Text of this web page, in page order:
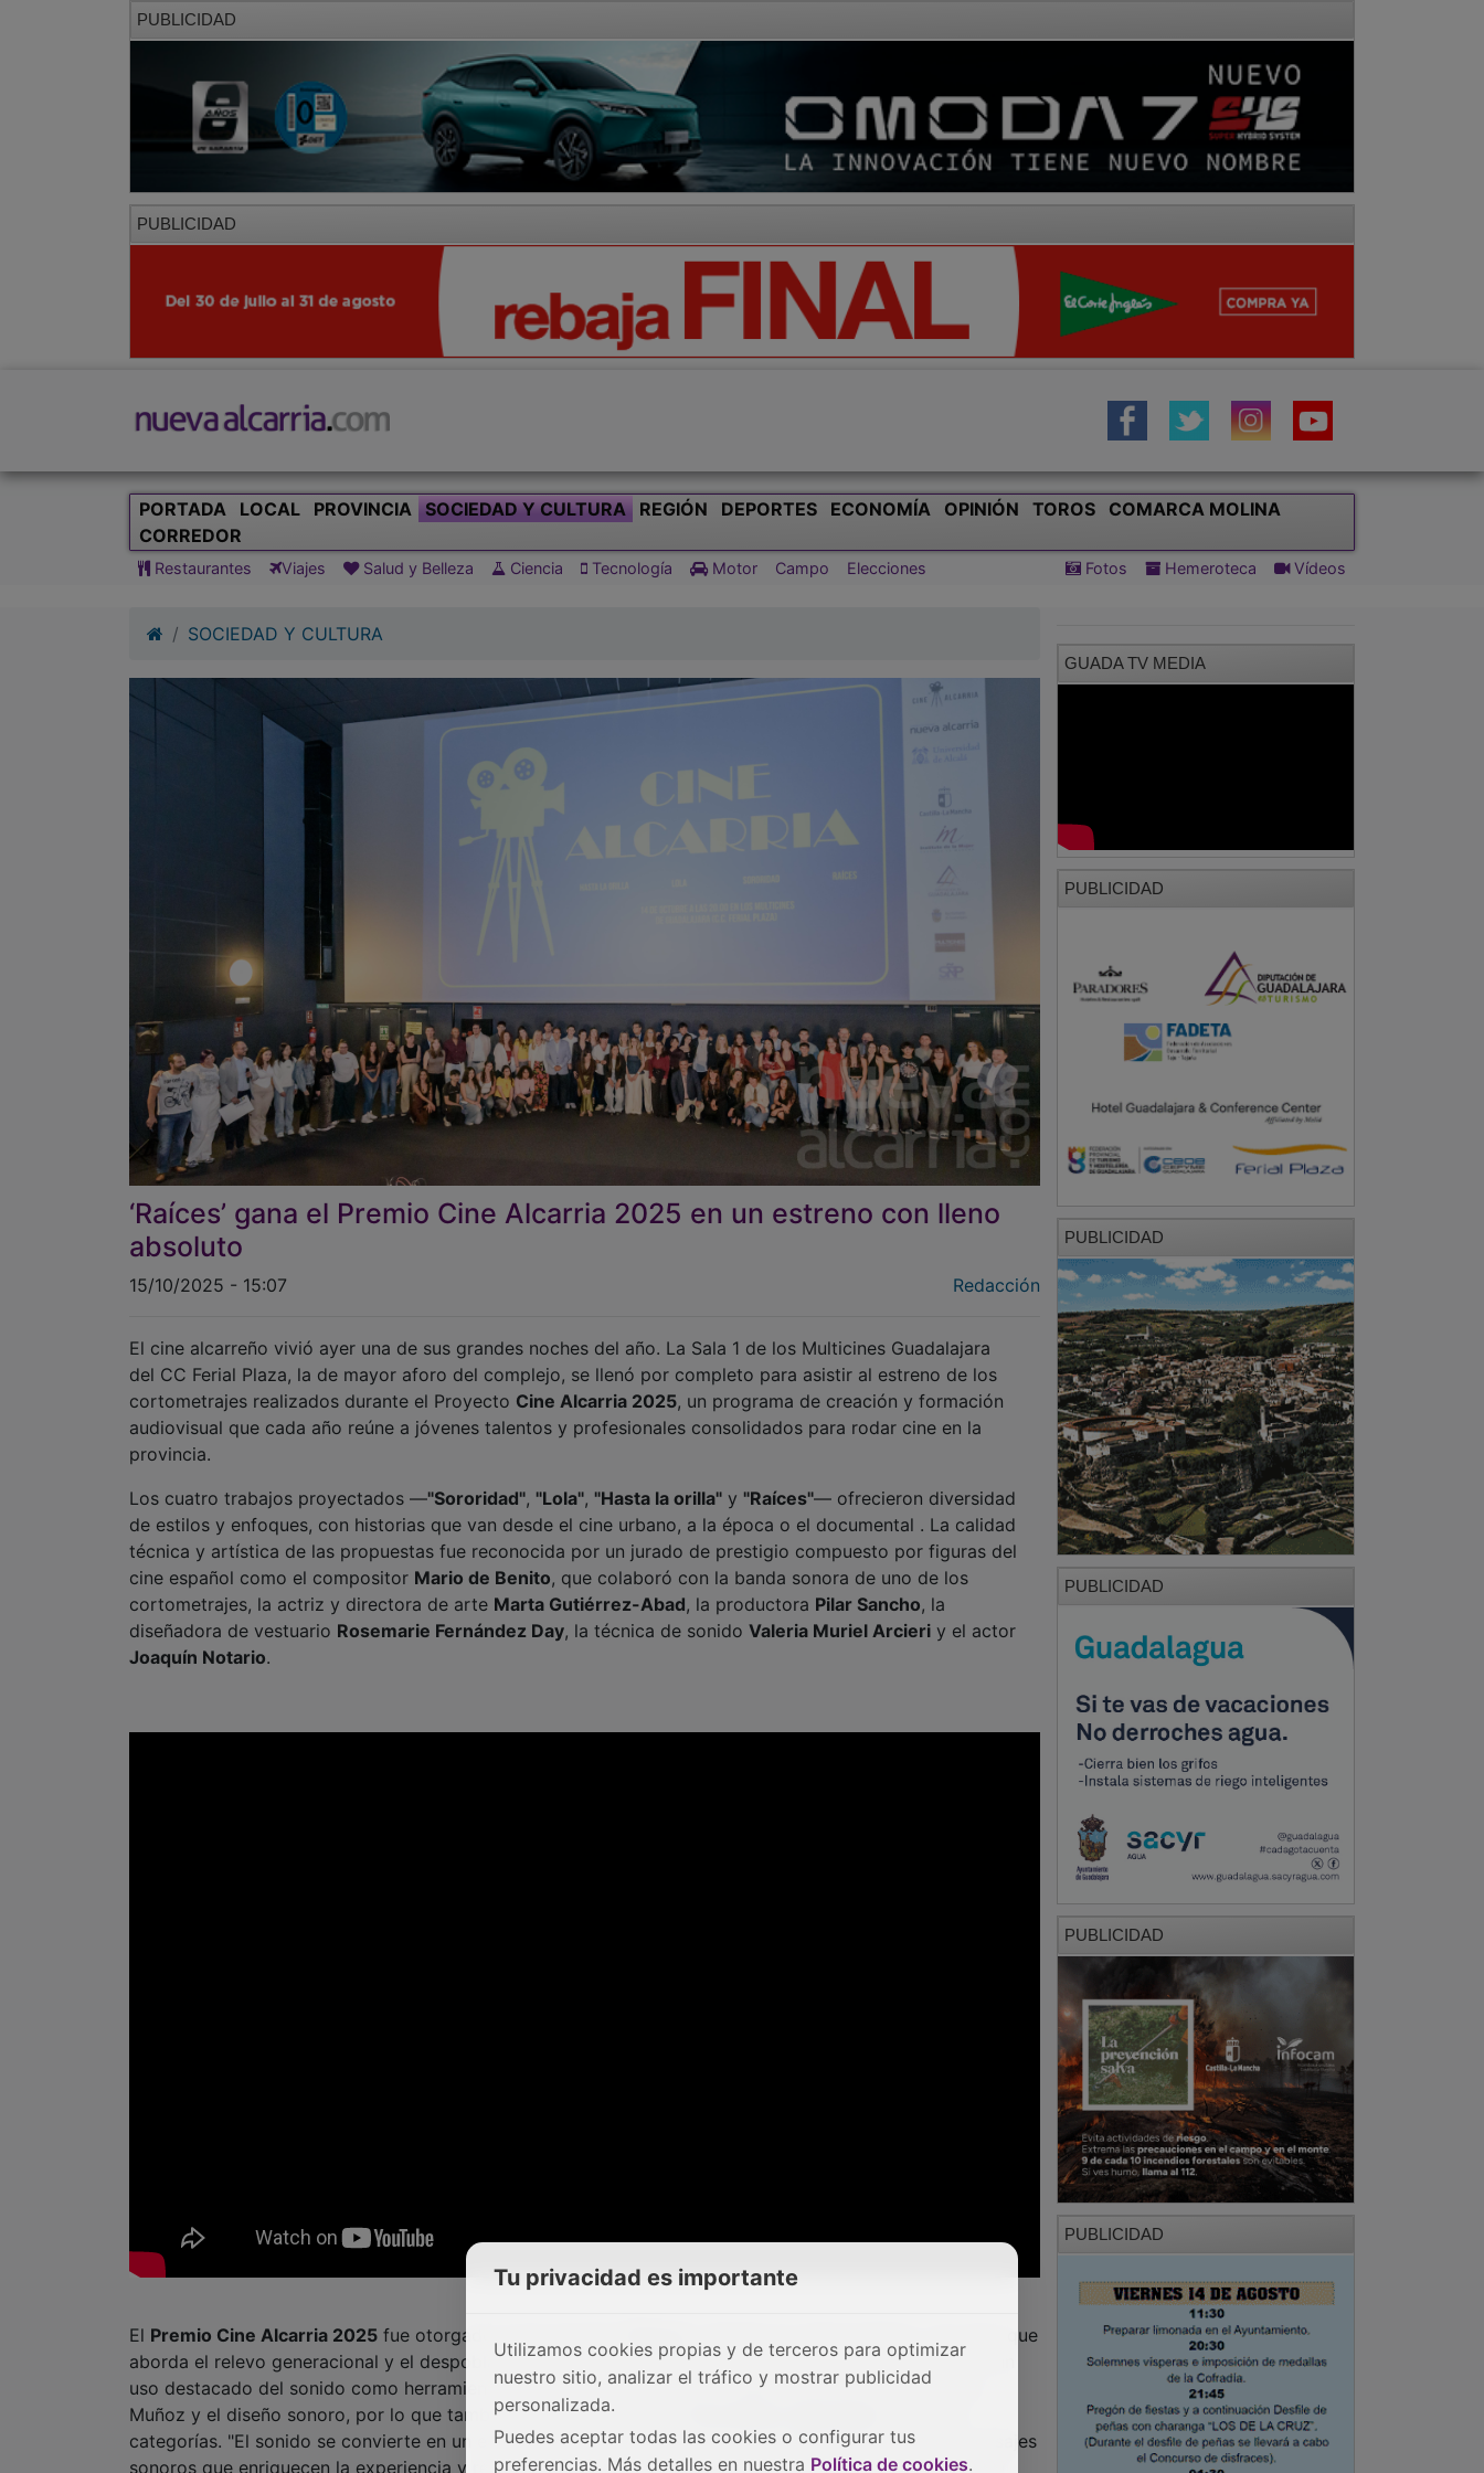
PUBLICIDAD
PUBLICIDAD
PORTADA LOCAL PROVINCIA SOCIEDAD Y CULTURA REGIÓN DEPORTES ECONOMÍA OPINIÓN TOROS
COMARCA MOLINA
CORREDOR
Restaurantes Viajes Salud y Belleza Ciencia Tecnología Motor Campo Elecciones Fotos Hemeroteca Vídeos
SOCIEDAD Y CULTURA
‘Raíces’ gana el Premio Cine Alcarria 2025 en un estreno con lleno
absoluto
15/10/2025 - 15:07 Redacción
El cine alcarreño vivió ayer una de sus grandes noches del año. La Sala 1 de los Multicines Guadalajara
del CC Ferial Plaza, la de mayor aforo del complejo, se llenó por completo para asistir al estreno de los
cortometrajes realizados durante el Proyecto Cine Alcarria 2025, un programa de creación y formación
audiovisual que cada año reúne a jóvenes talentos y profesionales consolidados para rodar cine en la
provincia.
Los cuatro trabajos proyectados —"Sororidad", "Lola", "Hasta la orilla" y "Raíces"— ofrecieron diversidad
de estilos y enfoques, con historias que van desde el cine urbano, a la época o el documental . La calidad
técnica y artística de las propuestas fue reconocida por un jurado de prestigio compuesto por figuras del
cine español como el compositor Mario de Benito, que colaboró con la banda sonora de uno de los
cortometrajes, la actriz y directora de arte Marta Gutiérrez-Abad, la productora Pilar Sancho, la
diseñadora de vestuario Rosemarie Fernández Day, la técnica de sonido Valeria Muriel Arcieri y el actor
Joaquín Notario.
El Premio Cine Alcarria 2025 fue otorgado al documental
, dirigida por Nerea Muñoz, una obra que
aborda el relevo generacional y el despoblamiento rural con sensibilidad, una cuidada estética visual y un
uso destacado del sonido como herramienta narrativa. El jurado valoró especialmente la dirección de
Muñoz y el diseño sonoro, por lo que también le concedió sendas
categorías. "El sonido se convierte en un elemento narrativo clave, con una banda sonora original y paisajes
sonoros que enriquecen la experiencia y refuerzan la identidad cultural del relato", señala el jurado en su
GUADA TV MEDIA
PUBLICIDAD
PUBLICIDAD
PUBLICIDAD
PUBLICIDAD
PUBLICIDAD
Tu privacidad es importante
Utilizamos cookies propias y de terceros para optimizar
nuestro sitio, analizar el tráfico y mostrar publicidad
personalizada.
Puedes aceptar todas las cookies o configurar tus
preferencias. Más detalles en nuestra Política de cookies.